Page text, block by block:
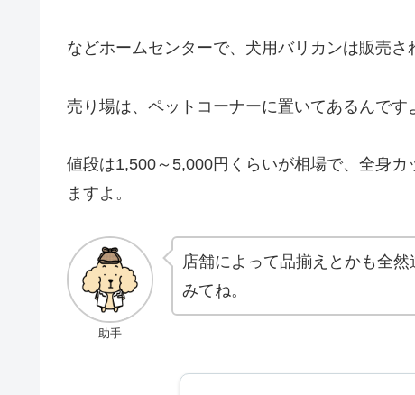
などホームセンターで、犬用バリカンは販売さ
売り場は、ペットコーナーに置いてあるんです
値段は1,500～5,000円くらいが相場で、全身
ますよ。
助手
店舗によって品揃えとかも全
みてね。